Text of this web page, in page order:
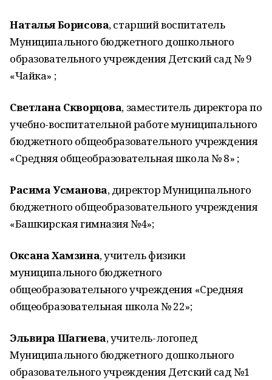
Наталья Борисова, старший воспитатель
Муниципального бюджетного дошкольного
образовательного учреждения Детский сад № 9
«Чайка» ;
Светлана Скворцова, заместитель директора по
учебно-воспитательной работе муниципального
бюджетного общеобразовательного учреждения
«Средняя общеобразовательная школа № 8» ;
Расима Усманова, директор Муниципального
бюджетного общеобразовательного учреждения
«Башкирская гимназия №4»;
Оксана Хамзина, учитель физики
муниципального бюджетного
общеобразовательного учреждения «Средняя
общеобразовательная школа № 22»;
Эльвира Шагиева, учитель-логопед
Муниципального бюджетного дошкольного
образовательного учреждения Детский сад №1